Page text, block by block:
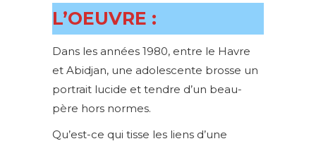
L’OEUVRE :
Dans les années 1980, entre le Havre
et Abidjan, une adolescente brosse un
portrait lucide et tendre d’un beau-
père hors normes.
Qu’est-ce qui tisse les liens d’une